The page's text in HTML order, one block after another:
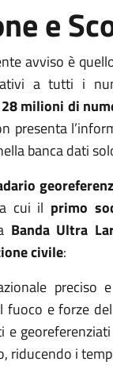
e
avviso è
a tutti i
milioni di
presenta
banca dati
cui il primo
Banda Ultra
civile:
preciso
fuoco e forze
e
riducendo i